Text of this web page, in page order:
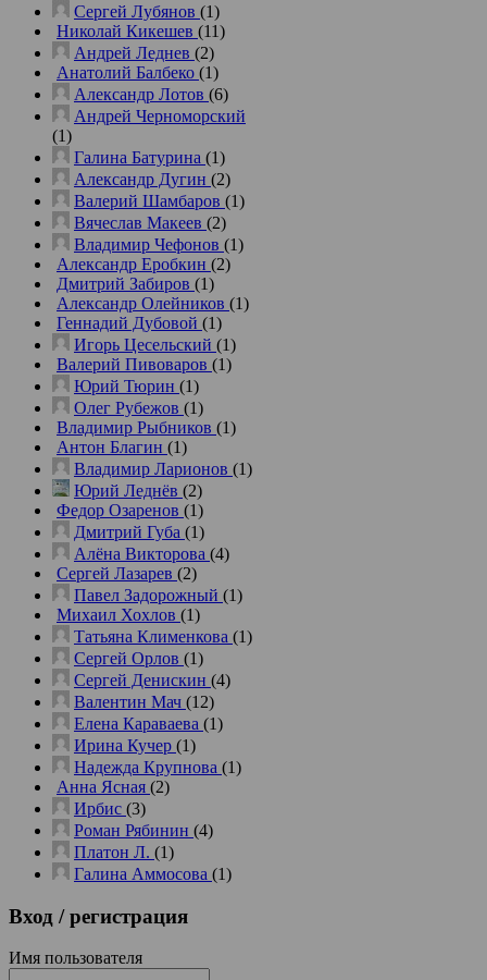
Сергей Лубянов (1)
Николай Кикешев (11)
Андрей Леднев (2)
Анатолий Балбеко (1)
Александр Лотов (6)
Андрей Черноморский
(1)
Галина Батурина (1)
Александр Дугин (2)
Валерий Шамбаров (1)
Вячеслав Макеев (2)
Владимир Чефонов (1)
Александр Еробкин (2)
Дмитрий Забиров (1)
Александр Олейников (1)
Геннадий Дубовой (1)
Игорь Цесельский (1)
Валерий Пивоваров (1)
Юрий Тюрин (1)
Олег Рубежов (1)
Владимир Рыбников (1)
Антон Благин (1)
Владимир Ларионов (1)
Юрий Леднёв (2)
Федор Озаренов (1)
Дмитрий Губа (1)
Алёна Викторова (4)
Сергей Лазарев (2)
Павел Задорожный (1)
Михаил Хохлов (1)
Татьяна Клименкова (1)
Сергей Орлов (1)
Сергей Денискин (4)
Валентин Мач (12)
Елена Караваева (1)
Ирина Кучер (1)
Надежда Крупнова (1)
Анна Ясная (2)
Ирбис (3)
Роман Рябинин (4)
Платон Л. (1)
Галина Аммосова (1)
Вход / регистрация
Имя пользователя